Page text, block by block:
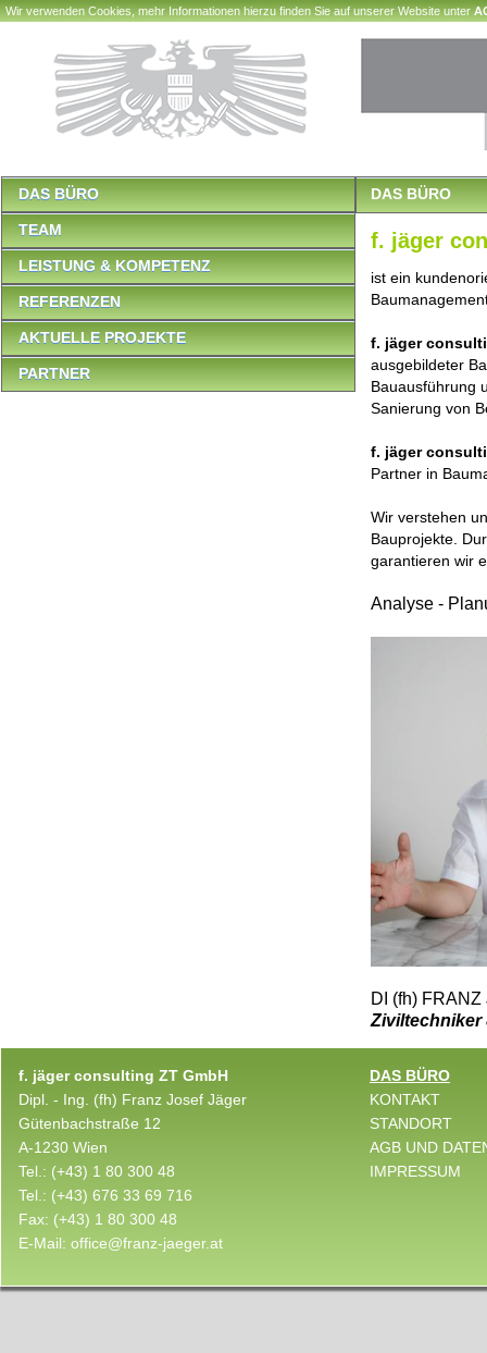
Wir verwenden Cookies, mehr Informationen hierzu finden Sie auf unserer Website unter
DAS BÜRO
TEAM
LEISTUNG & KOMPETENZ
REFERENZEN
AKTUELLE PROJEKTE
PARTNER
DAS BÜRO
f. jäger
ist ein
f. jäger
ausgebildeter
Bauausführung
Sanierung von
f. jäger
Partner in
Wir verstehen
Bauprojekte.
garantieren wir
Analyse -
DI (fh) FRANZ
Ziviltechniker
f. jäger consulting ZT GmbH
Dipl. - Ing. (fh) Franz Josef Jäger
Gütenbachstraße 12
A-1230 Wien
Tel.: (+43) 1 80 300 48
Tel.: (+43) 676 33 69 716
Fax: (+43) 1 80 300 48
E-Mail: office@franz-jaeger.at
DAS BÜRO
KONTAKT
STANDORT
AGB UND
IMPRESSUM